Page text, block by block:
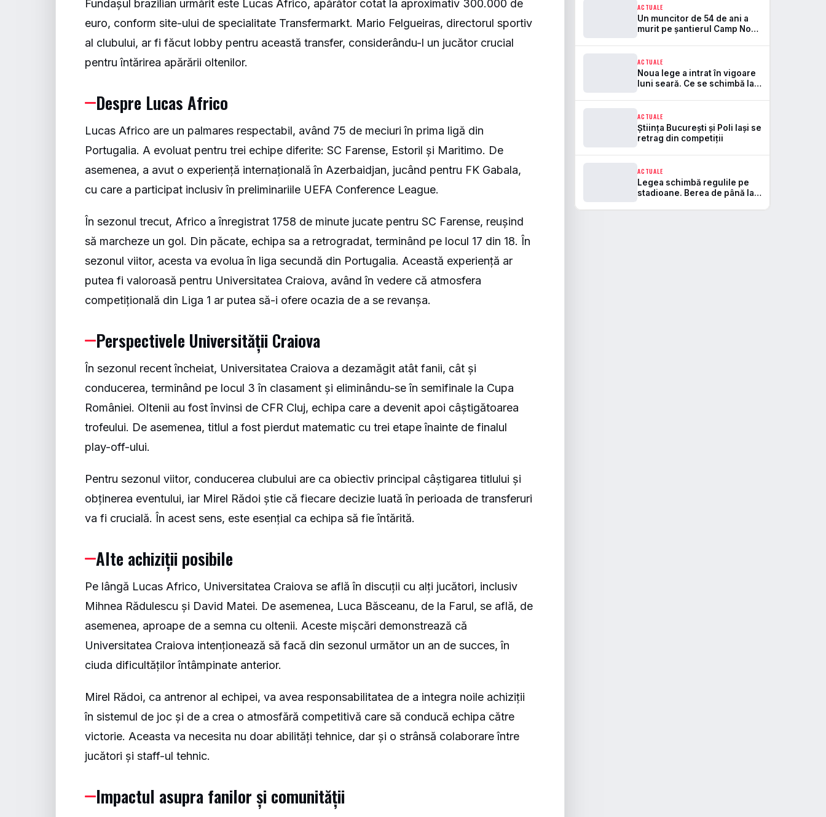
Fundașul brazilian urmărit este Lucas Africo, apărător cotat la aproximativ 300.000 de
euro, conform site-ului de specialitate Transfermarkt. Mario Felgueiras, directorul sportiv
al clubului, ar fi făcut lobby pentru această transfer, considerându-l un jucător crucial
pentru întărirea apărării oltenilor.
Despre Lucas Africo
Lucas Africo are un palmares respectabil, având 75 de meciuri în prima ligă din
Portugalia. A evoluat pentru trei echipe diferite: SC Farense, Estoril și Maritimo. De
asemenea, a avut o experiență internațională în Azerbaidjan, jucând pentru FK Gabala,
cu care a participat inclusiv în preliminariile UEFA Conference League.
În sezonul trecut, Africo a înregistrat 1758 de minute jucate pentru SC Farense, reușind
să marcheze un gol. Din păcate, echipa sa a retrogradat, terminând pe locul 17 din 18. În
sezonul viitor, acesta va evolua în liga secundă din Portugalia. Această experiență ar
putea fi valoroasă pentru Universitatea Craiova, având în vedere că atmosfera
competițională din Liga 1 ar putea să-i ofere ocazia de a se revanșa.
Perspectivele Universității Craiova
În sezonul recent încheiat, Universitatea Craiova a dezamăgit atât fanii, cât și
conducerea, terminând pe locul 3 în clasament și eliminându-se în semifinale la Cupa
României. Oltenii au fost învinsi de CFR Cluj, echipa care a devenit apoi câștigătoarea
trofeului. De asemenea, titlul a fost pierdut matematic cu trei etape înainte de finalul
play-off-ului.
Pentru sezonul viitor, conducerea clubului are ca obiectiv principal câștigarea titlului și
obținerea eventului, iar Mirel Rădoi știe că fiecare decizie luată în perioada de transferuri
va fi crucială. În acest sens, este esențial ca echipa să fie întărită.
Alte achiziții posibile
Pe lângă Lucas Africo, Universitatea Craiova se află în discuții cu alți jucători, inclusiv
Mihnea Rădulescu și David Matei. De asemenea, Luca Băsceanu, de la Farul, se află, de
asemenea, aproape de a semna cu oltenii. Aceste mișcări demonstrează că
Universitatea Craiova intenționează să facă din sezonul următor un an de succes, în
ciuda dificultăților întâmpinate anterior.
Mirel Rădoi, ca antrenor al echipei, va avea responsabilitatea de a integra noile achiziții
în sistemul de joc și de a crea o atmosfără competitivă care să conducă echipa către
victorie. Aceasta va necesita nu doar abilități tehnice, dar și o strânsă colaborare între
jucători și staff-ul tehnic.
Impactul asupra fanilor și comunității
ACTUALE
Un muncitor de 54 de ani a
murit pe șantierul Camp Nou.
de la startul lucrărilor
ACTUALE
Noua lege a intrat în vigoare
luni seară. Ce se schimbă la
stadioane
ACTUALE
Știința București și Poli Iași se
retrag din competiții
ACTUALE
Legea schimbă regulile pe
stadioane. Berea de până la